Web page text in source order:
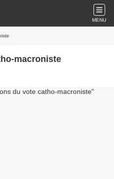
MENU
macroniste